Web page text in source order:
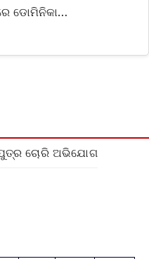
ଡୋମିନିକା…
ଚୋରି ଅଭିଯୋଗ